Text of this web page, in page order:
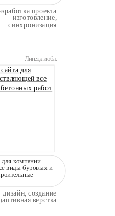
проекта
изготовление,
синхронизация
Липецк и обл.
для компании
виды буровых и
дизайн, создание
верстка